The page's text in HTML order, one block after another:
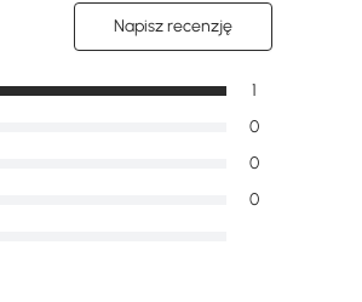
Napisz recenzję
0
0
0
1